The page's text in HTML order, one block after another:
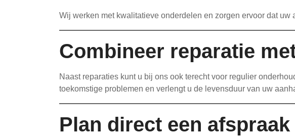
Wij werken met kwalitatieve onderdelen en zorgen ervoor dat
Combineer reparatie
Naast reparaties kunt u bij ons ook terecht voor regulier
toekomstige problemen en verlengt u de levensduur van uw
Plan direct een afspraak